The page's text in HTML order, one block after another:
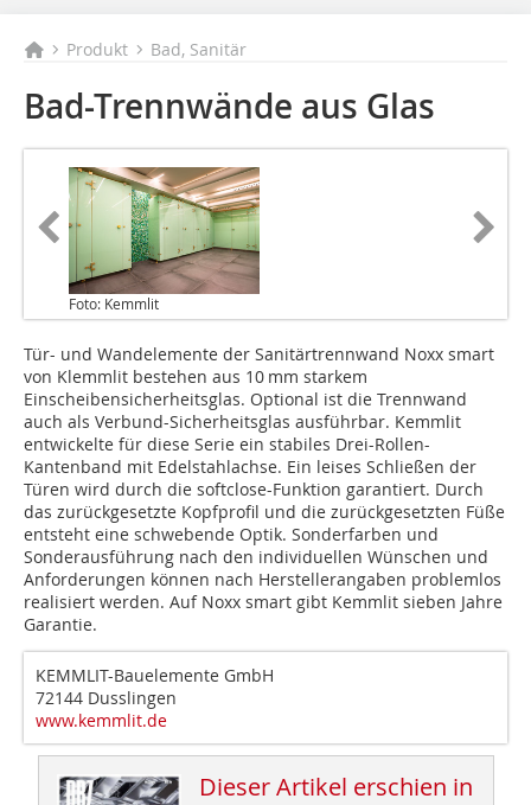
Produkt Bad, Sanitär
Bad-Trennwände aus Glas
Foto: Kemmlit
Tür- und Wandelemente der Sanitärtrennwand Noxx smart
von Klemmlit bestehen aus 10 mm starkem
Einscheibensicherheitsglas. Optional ist die Trennwand
auch als Verbund-Sicherheitsglas ausführbar. Kemmlit
entwickelte für diese Serie ein stabiles Drei-Rollen-
Kantenband mit Edelstahlachse. Ein leises Schließen der
Türen wird durch die softclose-Funktion garantiert. Durch
das zurückgesetzte Kopfprofil und die zurückgesetzten Füße
entsteht eine schwebende Optik. Sonderfarben und
Sonderausführung nach den individuellen Wünschen und
Anforderungen können nach Herstellerangaben problemlos
realisiert werden. Auf Noxx smart gibt Kemmlit sieben Jahre
Garantie.
KEMMLIT-Bauelemente GmbH
72144 Dusslingen
www.kemmlit.de
Dieser Artikel erschien in